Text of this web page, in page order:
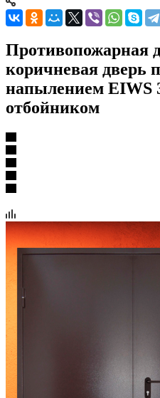
Противопожарная
коричневая дверь
напылением EIWS
отбойником